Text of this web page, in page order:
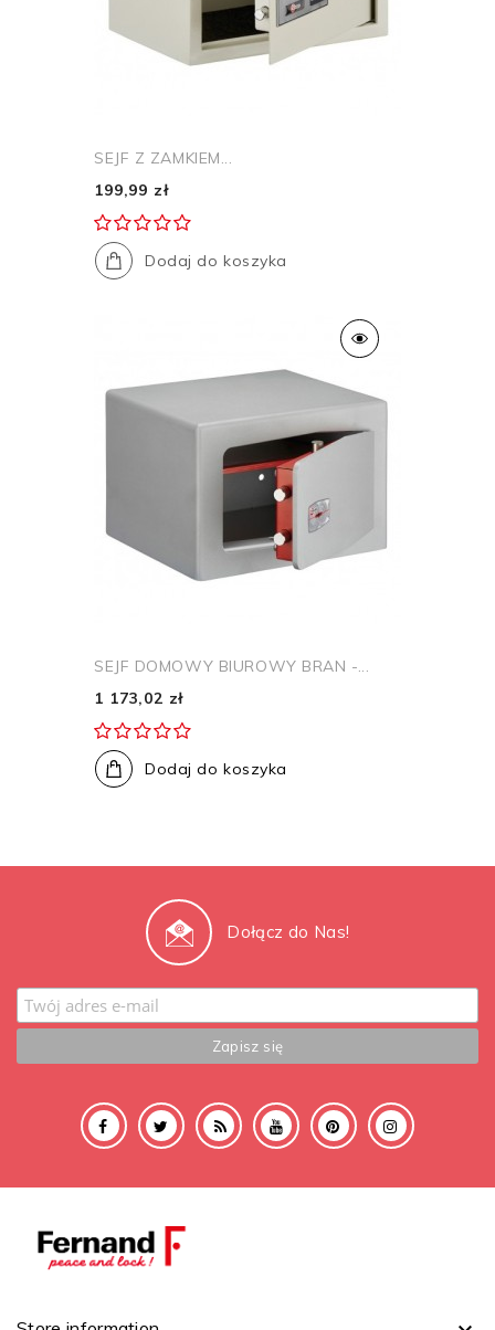
SEJF Z ZAMKIEM...
199,99 zł
Dodaj do koszyka
SEJF DOMOWY BIUROWY BRAN -...
1 173,02 zł
Dodaj do koszyka
Dołącz do Nas!